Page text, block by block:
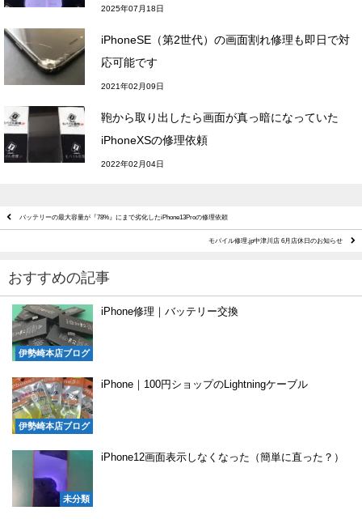
2025年07月18日
iPhoneSE（第2世代）の画面割れ修理も即日で対
応可能です
2021年02月09日
鞄から取り出したら画面が真っ暗になっていた
iPhoneXSの修理依頼
2022年02月04日
バッテリーの最大容量が『78%』にまで劣化したiPhone13Proの修理依頼
モバイル修理.jp中津川店 6月店休日のお知らせ
おすすめの記事
伊勢崎本店ブログ
iPhone修理｜バッテリー交換
伊勢崎本店ブログ
iPhone｜100円ショップのLightningケーブル
未分類
iPhone12画面表示しなくなった（簡単に直った？）